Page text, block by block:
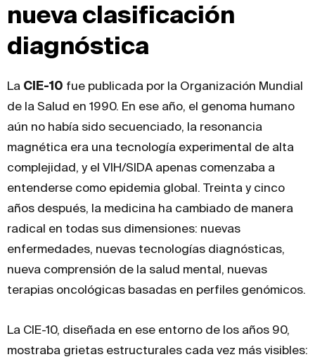
nueva clasificación
diagnóstica
La CIE-10 fue publicada por la Organización Mundial
de la Salud en 1990. En ese año, el genoma humano
aún no había sido secuenciado, la resonancia
magnética era una tecnología experimental de alta
complejidad, y el VIH/SIDA apenas comenzaba a
entenderse como epidemia global. Treinta y cinco
años después, la medicina ha cambiado de manera
radical en todas sus dimensiones: nuevas
enfermedades, nuevas tecnologías diagnósticas,
nueva comprensión de la salud mental, nuevas
terapias oncológicas basadas en perfiles genómicos.
La CIE-10, diseñada en ese entorno de los años 90,
mostraba grietas estructurales cada vez más visibles: